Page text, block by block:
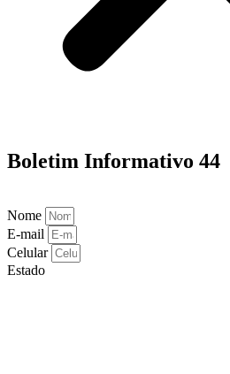
Boletim Informativo 44
Nome
E-mail
Celular
Estado